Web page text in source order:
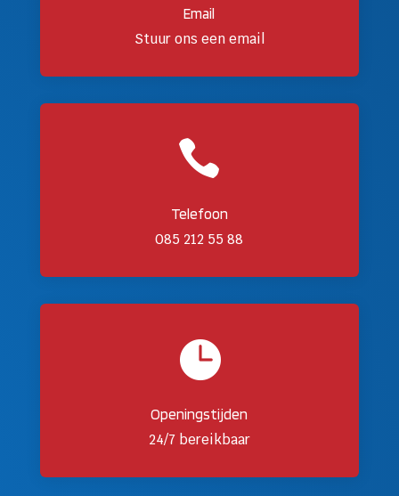
Email
Stuur ons een email

Telefoon
085 212 55 88

Openingstijden
24/7 bereikbaar